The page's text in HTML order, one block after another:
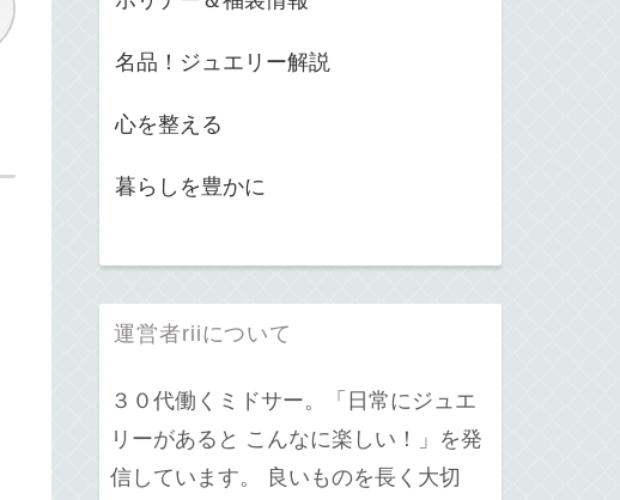
名品！ジュエリー解説
心を整える
暮らしを豊かに
運営者riiについて
３０代働くミドサー。「日常にジュエ
リーがあると こんなに楽しい！」を発
信しています。 良いものを長く大切